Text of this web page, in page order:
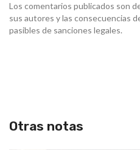
Los comentarios publicados son
sus autores y las consecuencias
pasibles de sanciones legales.
Otras notas